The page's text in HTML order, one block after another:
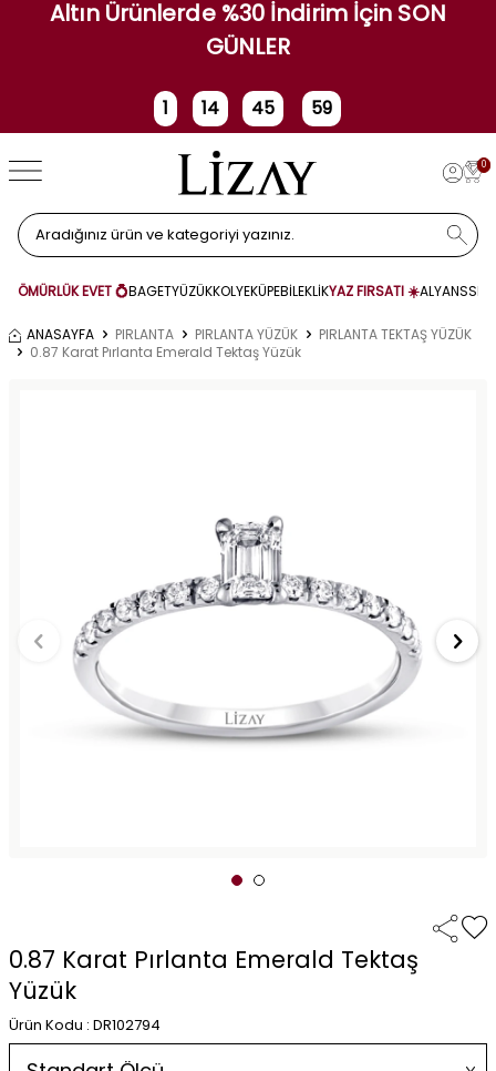
Altın Ürünlerde %30 İndirim İçin SON
GÜNLER
1
Gün
14
Saat
45 59
0
ÖMÜRLÜK EVET 💍BAGETYÜZÜKKOLYEKÜPEBİLEKLİKYAZ FIRSATI ☀️ALYANS
ANASAYFA PIRLANTA PIRLANTA YÜZÜK
PIRLANTA TEKTAŞ YÜZÜK
0.87 Karat Pırlanta Emerald Tektaş Yüzük
0.87 Karat Pırlanta Emerald Tektaş
Yüzük
Ürün Kodu : DR102794